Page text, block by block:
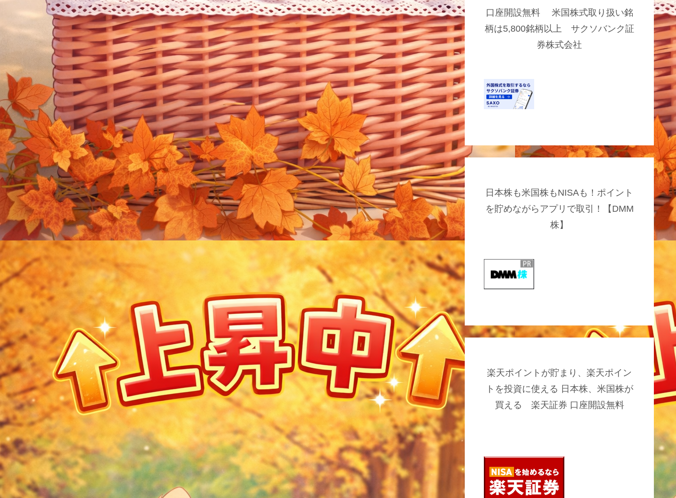
口座開設無料 米国株式取り扱い銘
柄は5,800銘柄以上 サクソバンク証
券株式会社
日本株も米国株もNISAも！ポイント
を貯めながらアプリで取引！【DMM
株】
楽天ポイントが貯まり、楽天ポイン
トを投資に使える 日本株、米国株が
買える 楽天証券 口座開設無料